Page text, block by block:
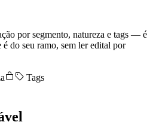
por segmento, natureza e tags — é
do seu ramo, sem ler edital por
Tags